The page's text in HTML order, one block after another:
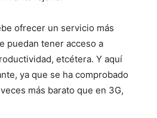
ofrecer un servicio más
puedan tener acceso a
etcétera. Y aquí
ya que se ha comprobado
más barato que en 3G,